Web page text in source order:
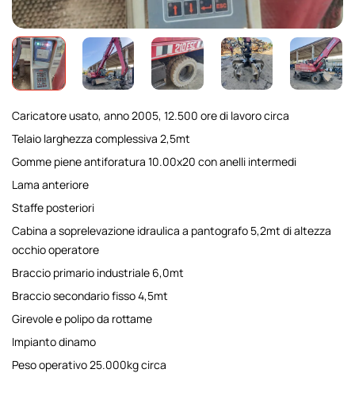
Caricatore usato, anno 2005, 12.500 ore di lavoro circa
Telaio larghezza complessiva 2,5mt
Gomme piene antiforatura 10.00x20 con anelli intermedi
Lama anteriore
Staffe posteriori
Cabina a soprelevazione idraulica a pantografo 5,2mt di altezza
occhio operatore
Braccio primario industriale 6,0mt
Braccio secondario fisso 4,5mt
Girevole e polipo da rottame
Impianto dinamo
Peso operativo 25.000kg circa